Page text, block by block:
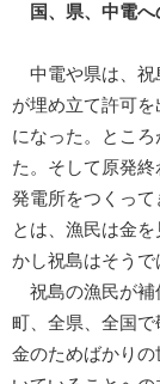
国、県、中電
中電や県は、祝
が埋め立て許可
になった。とこ
た。そして原発
発電所をつくっ
とは、漁民は金
かし祝島はそうで
祝島の漁民が補
町、全県、全国で
金のためばかり